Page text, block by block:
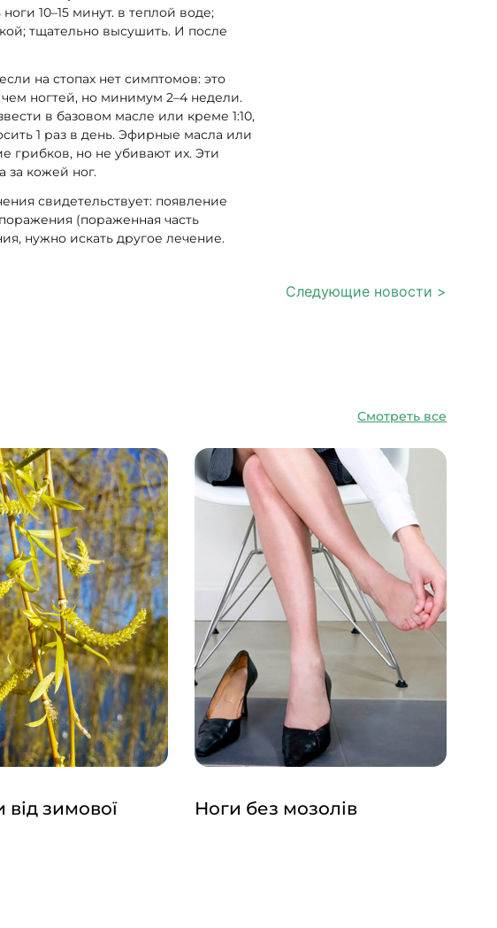
10–15 минут. в теплой воде;
тщательно высушить. И после
на стопах нет симптомов: это
ногтей, но минимум 2–4 недели.
в базовом масле или креме 1:10,
1 раз в день. Эфирные масла или
грибков, но не убивают их. Эти
за кожей ног.
свидетельствует: появление
(пораженная часть
нужно искать другое лечение.
Следующие новости >
Смотреть все
від зимової
Ноги без мозолів